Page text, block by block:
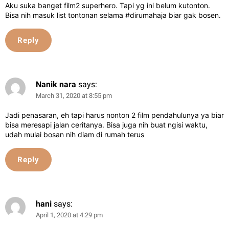
Aku suka banget film2 superhero. Tapi yg ini belum kutonton.
Bisa nih masuk list tontonan selama #dirumahaja biar gak bosen.
Reply
Nanik nara says:
March 31, 2020 at 8:55 pm
Jadi penasaran, eh tapi harus nonton 2 film pendahulunya ya biar
bisa meresapi jalan ceritanya. Bisa juga nih buat ngisi waktu,
udah mulai bosan nih diam di rumah terus
Reply
hani says:
April 1, 2020 at 4:29 pm